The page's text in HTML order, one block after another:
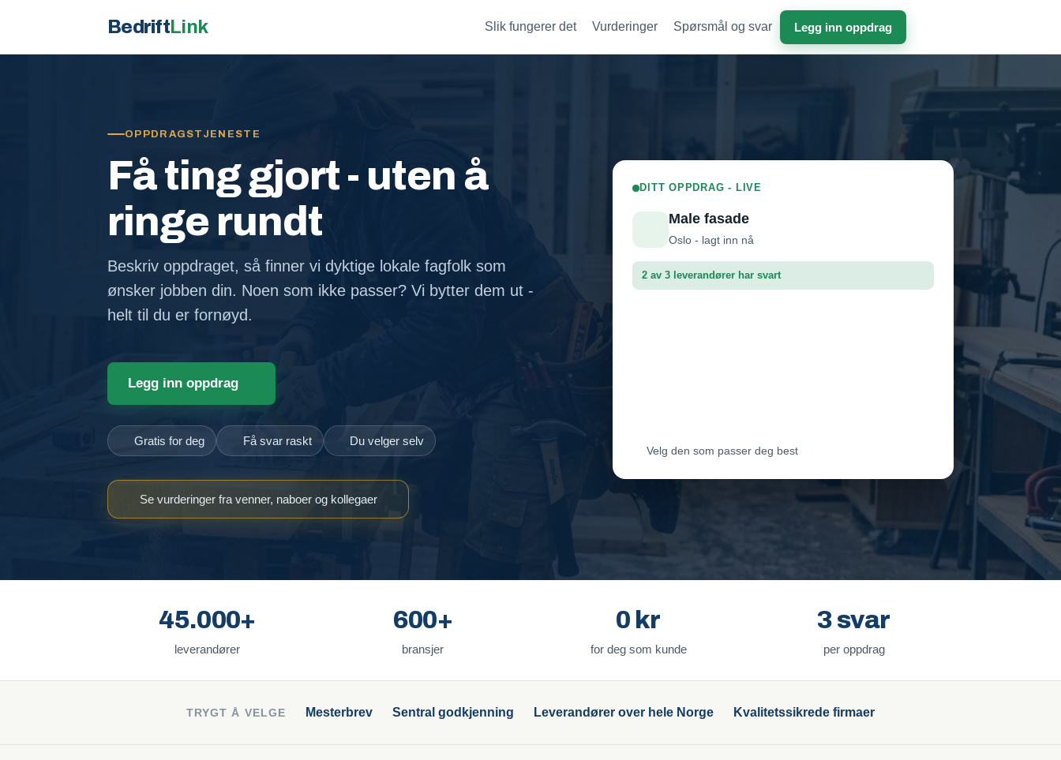
BedriftLink Slik fungerer det Vurderinger Spørsmål og svar Legg inn oppdrag
OPPDRAGSTJENESTE
Få ting gjort - uten å
ringe rundt
Beskriv oppdraget, så finner vi dyktige lokale fagfolk som
ønsker jobben din. Noen som ikke passer? Vi bytter dem ut -
helt til du er fornøyd.
Legg inn oppdrag
Gratis for deg Få svar raskt Du velger selv
Se vurderinger fra venner, naboer og kollegaer
DITT OPPDRAG - LIVE
Male fasade
Oslo - lagt inn nå
2 av 3 leverandører har svart
Velg den som passer deg best
45.000+
leverandører
600+
bransjer
0 kr
for deg som kunde
3 svar
per oppdrag
TRYGT Å VELGE Mesterbrev Sentral godkjenning Leverandører over hele Norge Kvalitetssikrede firmaer